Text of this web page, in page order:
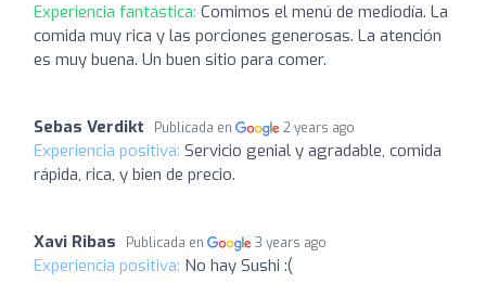
Experiencia fantástica: Comimos el menú de mediodía. La
comida muy rica y las porciones generosas. La atención
es muy buena. Un buen sitio para comer.
Sebas Verdikt Publicada en 2 years ago
Experiencia positiva: Servicio genial y agradable, comida
rápida, rica, y bien de precio.
Xavi Ribas Publicada en 3 years ago
Experiencia positiva: No hay Sushi :(